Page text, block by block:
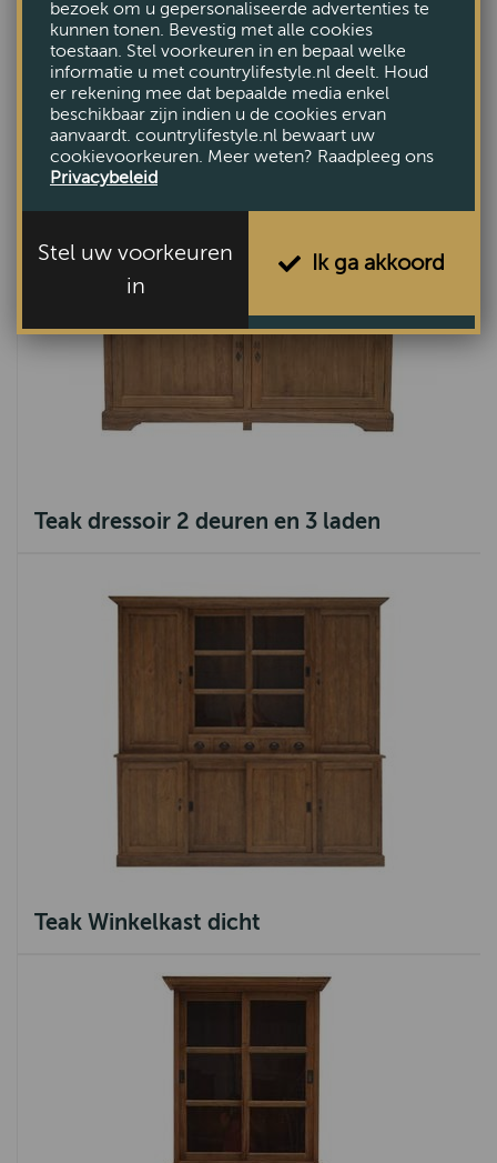
COMBINEER MET DEZE
MEUBELEN
Teak dressoir 2 deuren en 3 laden
Teak Winkelkast dicht
bezoek om u gepersonaliseerde advertenties te
kunnen tonen. Bevestig met alle cookies
toestaan. Stel voorkeuren in en bepaal welke
informatie u met countrylifestyle.nl deelt. Houd
er rekening mee dat bepaalde media enkel
beschikbaar zijn indien u de cookies ervan
aanvaardt. countrylifestyle.nl bewaart uw
cookievoorkeuren. Meer weten? Raadpleeg ons
Privacybeleid
Stel uw voorkeuren
in
Ik ga akkoord